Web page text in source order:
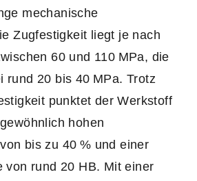
mechanische
Zugfestigkeit liegt je nach
60 und 110 MPa, die
rund 20 bis 40 MPa. Trotz
punktet der Werkstoff
hohen
bis zu 40 % und einer
von rund 20 HB. Mit einer